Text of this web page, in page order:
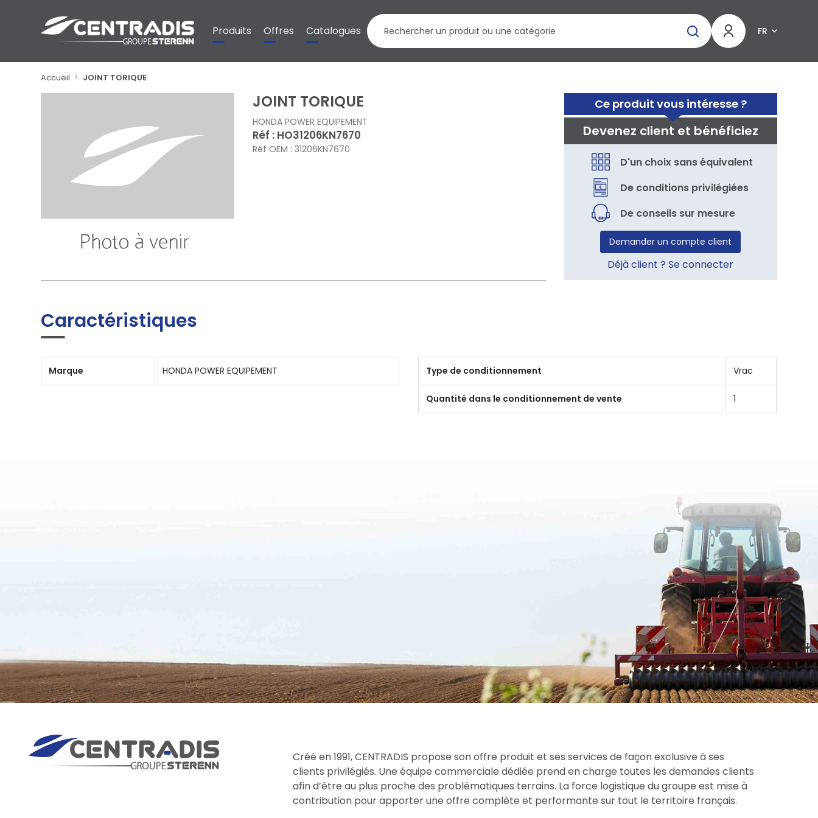
Produits Offres Catalogues FR
Accueil JOINT TORIQUE
Ce produit vous intéresse ?
Devenez client et bénéficiez
D'un choix sans équivalent
De conditions privilégiées
De conseils sur mesure
Demander un compte client
Déjà client ? Se connecter
JOINT TORIQUE
HONDA POWER EQUIPEMENT
Réf : HO31206KN7670
Réf OEM : 31206KN7670
Caractéristiques
Marque HONDA POWER EQUIPEMENT Type de conditionnement Vrac
Quantité dans le conditionnement de vente 1
Créé en 1991, CENTRADIS propose son offre produit et ses services de façon exclusive à ses
clients privilégiés. Une équipe commerciale dédiée prend en charge toutes les demandes clients
afin d’être au plus proche des problématiques terrains. La force logistique du groupe est mise à
contribution pour apporter une offre complète et performante sur tout le territoire français.